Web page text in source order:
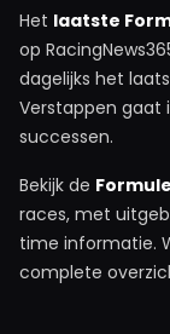
Het laatste
op
dagelijks het
Verstappen gaat
successen.
Bekijk de
races, met
time informatie.
complete